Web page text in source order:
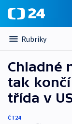
Rubriky
Chladné
tak
třída v
ČT24